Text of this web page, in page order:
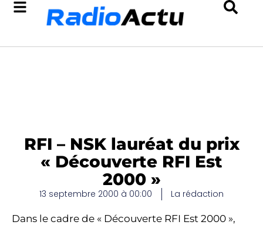
RFI – NSK lauréat du prix
« Découverte RFI Est
2000 »
13 septembre 2000 à 00:00 La rédaction
Dans le cadre de « Découverte RFI Est 2000 »,